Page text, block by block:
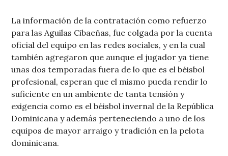
La información de la contratación como refuerzo
para las Aguilas Cibaeñas, fue colgada por la cuenta
oficial del equipo en las redes sociales, y en la cual
también agregaron que aunque el jugador ya tiene
unas dos temporadas fuera de lo que es el béisbol
profesional, esperan que el mismo pueda rendir lo
suficiente en un ambiente de tanta tensión y
exigencia como es el béisbol invernal de la República
Dominicana y además perteneciendo a uno de los
equipos de mayor arraigo y tradición en la pelota
dominicana.